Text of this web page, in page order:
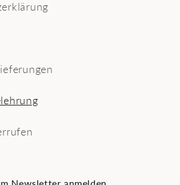
Newsletter anmelden